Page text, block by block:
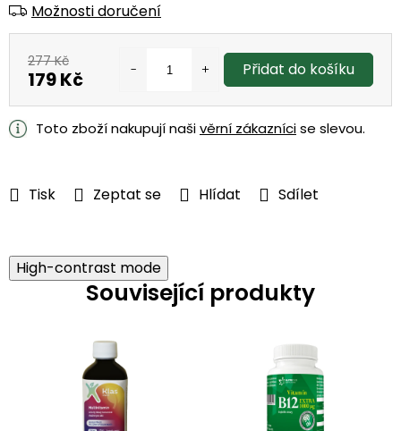
Tisk Zeptat se Hlídat Sdílet
Možnosti doručení
277 Kč
179 Kč Přidat do košíku
Toto zboží nakupují našivěrní zákaznícise slevou.
High-contrast mode
Související produkty